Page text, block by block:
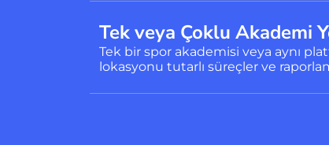
Tek veya Çoklu Akademi
Tek bir spor akademisi veya aynı
lokasyonu tutarlı süreçler ve